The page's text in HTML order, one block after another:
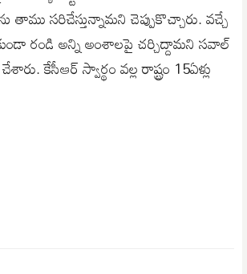
సరిచేస్తున్నామని చెప్పుకొచ్చారు. వచ్చే
రండి అన్ని అంశాలపై చర్చిద్దామని సవాల్
కేసీఆర్ స్వార్థం వల్ల రాష్ట్రం 15ఏళ్లు